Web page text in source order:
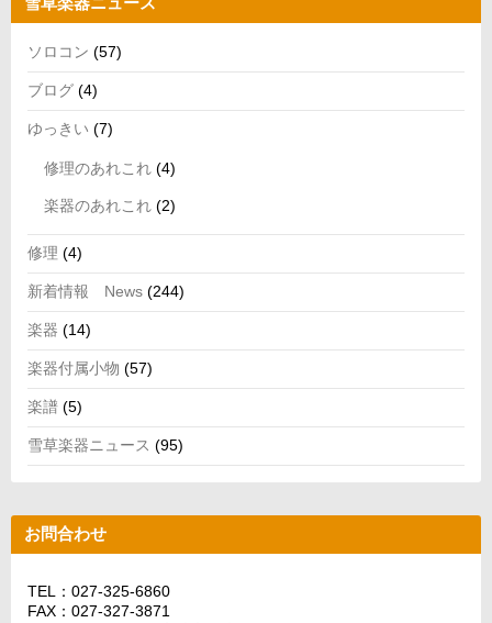
ソロコン (57)
ブログ (4)
ゆっきい (7)
修理のあれこれ (4)
楽器のあれこれ (2)
修理 (4)
新着情報 News (244)
楽器 (14)
楽器付属小物 (57)
楽譜 (5)
雪草楽器ニュース (95)
お問合わせ
TEL：027-325-6860
FAX：027-327-3871